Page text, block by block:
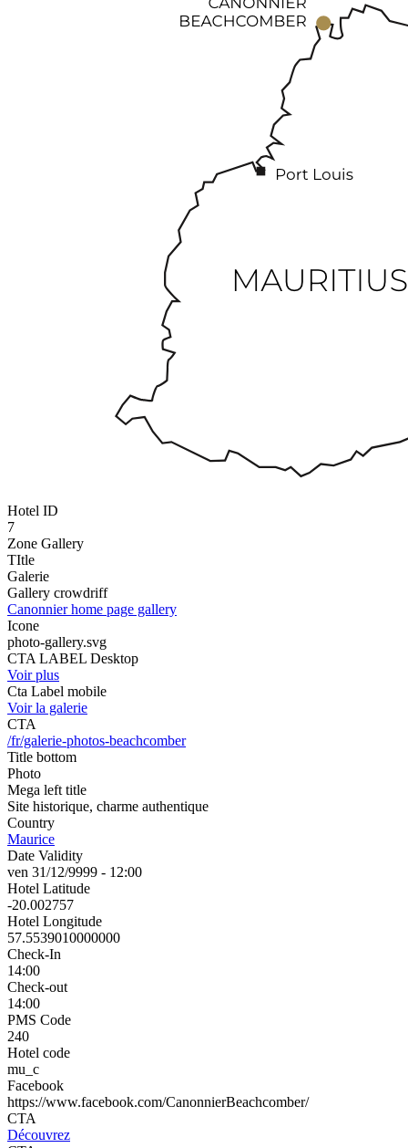
Hotel ID
7
Zone Gallery
TItle
Galerie
Gallery crowdriff
Canonnier home page gallery
Icone
photo-gallery.svg
CTA LABEL Desktop
Voir plus
Cta Label mobile
Voir la galerie
CTA
/fr/galerie-photos-beachcomber
Title bottom
Photo
Mega left title
Site historique, charme authentique
Country
Maurice
Date Validity
ven 31/12/9999 - 12:00
Hotel Latitude
-20.002757
Hotel Longitude
57.5539010000000
Check-In
14:00
Check-out
14:00
PMS Code
240
Hotel code
mu_c
Facebook
https://www.facebook.com/CanonnierBeachcomber/
CTA
Découvrez